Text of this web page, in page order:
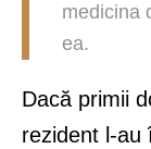
medicina
ea.
Dacă primii
rezident l-au